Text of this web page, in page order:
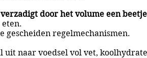
door het volume een
gescheiden regelmechanismen.
uit naar voedsel vol vet,